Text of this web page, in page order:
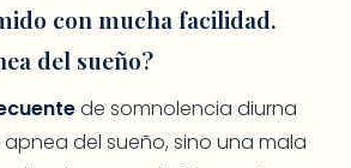
con mucha facilidad.
del sueño?
de somnolencia diurna
del sueño, sino una mala